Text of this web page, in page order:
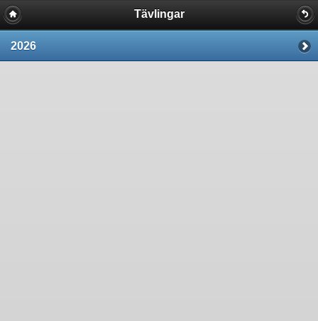
Tävlingar
2026